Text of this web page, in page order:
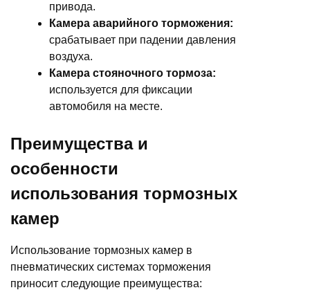
привода.
Камера аварийного торможения:
срабатывает при падении давления
воздуха.
Камера стояночного тормоза:
используется для фиксации
автомобиля на месте.
Преимущества и
особенности
использования тормозных
камер
Использование тормозных камер в
пневматических системах торможения
приносит следующие преимущества: